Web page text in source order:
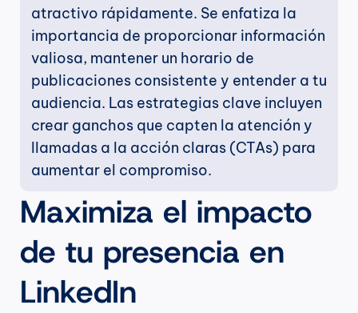
atractivo rápidamente. Se enfatiza la
importancia de proporcionar información
valiosa, mantener un horario de
publicaciones consistente y entender a tu
audiencia. Las estrategias clave incluyen
crear ganchos que capten la atención y
llamadas a la acción claras (CTAs) para
aumentar el compromiso.
Maximiza el impacto
de tu presencia en
LinkedIn